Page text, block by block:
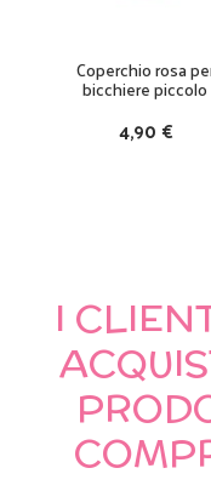
Coperchio rosa
bicchiere piccolo
4,90 €
I